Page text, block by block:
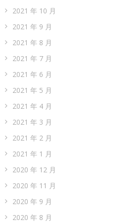
2021 年 10 月
2021 年 9 月
2021 年 8 月
2021 年 7 月
2021 年 6 月
2021 年 5 月
2021 年 4 月
2021 年 3 月
2021 年 2 月
2021 年 1 月
2020 年 12 月
2020 年 11 月
2020 年 9 月
2020 年 8 月